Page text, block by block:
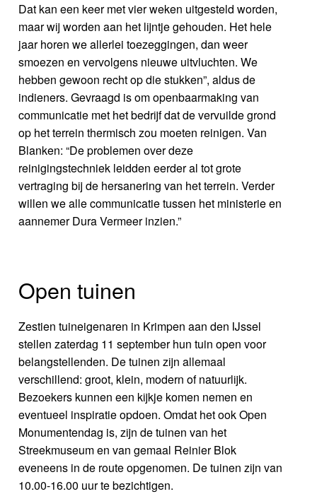
Dat kan een keer met vier weken uitgesteld worden,
maar wij worden aan het lijntje gehouden. Het hele
jaar horen we allerlei toezeggingen, dan weer
smoezen en vervolgens nieuwe uitvluchten. We
hebben gewoon recht op die stukken”, aldus de
indieners. Gevraagd is om openbaarmaking van
communicatie met het bedrijf dat de vervuilde grond
op het terrein thermisch zou moeten reinigen. Van
Blanken: “De problemen over deze
reinigingstechniek leidden eerder al tot grote
vertraging bij de hersanering van het terrein. Verder
willen we alle communicatie tussen het ministerie en
aannemer Dura Vermeer inzien.”
Open tuinen
Zestien tuineigenaren in Krimpen aan den IJssel
stellen zaterdag 11 september hun tuin open voor
belangstellenden. De tuinen zijn allemaal
verschillend: groot, klein, modern of natuurlijk.
Bezoekers kunnen een kijkje komen nemen en
eventueel inspiratie opdoen. Omdat het ook Open
Monumentendag is, zijn de tuinen van het
Streekmuseum en van gemaal Reinier Blok
eveneens in de route opgenomen. De tuinen zijn van
10.00-16.00 uur te bezichtigen.